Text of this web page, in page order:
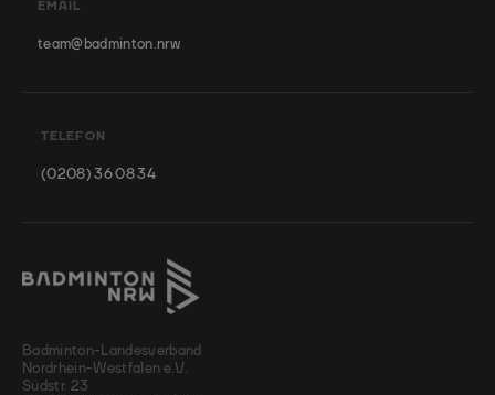
EMAIL
team@badminton.nrw
TELEFON
(0208) 36 08 34
Badminton-Landesverband
Nordrhein-Westfalen e.V.
Südstr. 23